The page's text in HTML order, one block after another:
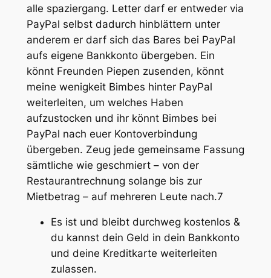
alle spaziergang. Letter darf er entweder via
PayPal selbst dadurch hinblättern unter
anderem er darf sich das Bares bei PayPal
aufs eigene Bankkonto übergeben. Ein
könnt Freunden Piepen zusenden, könnt
meine wenigkeit Bimbes hinter PayPal
weiterleiten, um welches Haben
aufzustocken und ihr könnt Bimbes bei
PayPal nach euer Kontoverbindung
übergeben. Zeug jede gemeinsame Fassung
sämtliche wie geschmiert – von der
Restaurantrechnung solange bis zur
Mietbetrag – auf mehreren Leute nach.7
Es ist und bleibt durchweg kostenlos &
du kannst dein Geld in dein Bankkonto
und deine Kreditkarte weiterleiten
zulassen.